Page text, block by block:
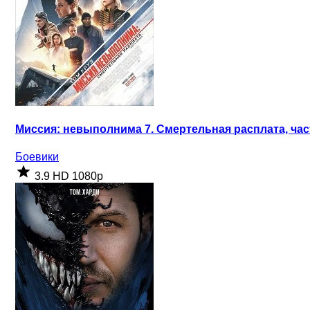
Миссия: невыполнима 7. Смертельная расплата,
Боевики
3.9 HD 1080p